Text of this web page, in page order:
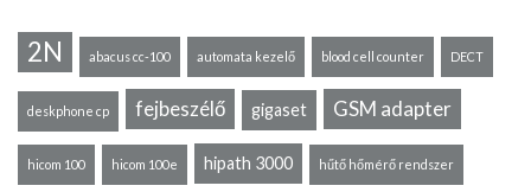
2N abacus cc-100 automata kezelő blood cell counter DECT
deskphone cp fejbeszélő gigaset GSM adapter
hicom 100 hicom 100e hipath 3000 hűtő hőmérő rendszer